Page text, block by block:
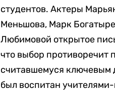
студентов. Актеры
Меньшова, Марк
Любимовой открытое
что выбор противоречит
считавшемуся ключевым
был воспитан